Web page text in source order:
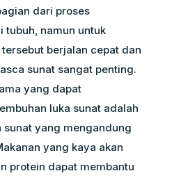
dari proses
tubuh, namun untuk
berjalan cepat dan
sunat sangat penting.
yang dapat
luka sunat adalah
sunat yang mengandung
yang kaya akan
protein dapat membantu